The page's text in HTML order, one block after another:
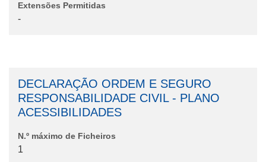
Extensões Permitidas
-
DECLARAÇÃO ORDEM E SEGURO
RESPONSABILIDADE CIVIL - PLANO
ACESSIBILIDADES
N.º máximo de Ficheiros
1